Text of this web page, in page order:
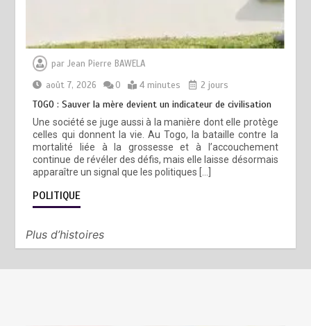
parJean Pierre BAWELA
août 7, 2026
0 4 minutes 2 jours
TOGO : Sauver la mère devient un indicateur de civilisation
Une société se juge aussi à la manière dont elle protège
celles qui donnent la vie. Au Togo, la bataille contre la
mortalité liée à la grossesse et à l’accouchement
continue de révéler des défis, mais elle laisse désormais
apparaître un signal que les politiques […]
POLITIQUE
Plus d’histoires